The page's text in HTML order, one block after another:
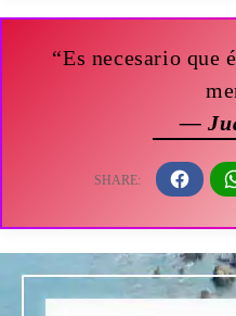
“Es necesario que
—